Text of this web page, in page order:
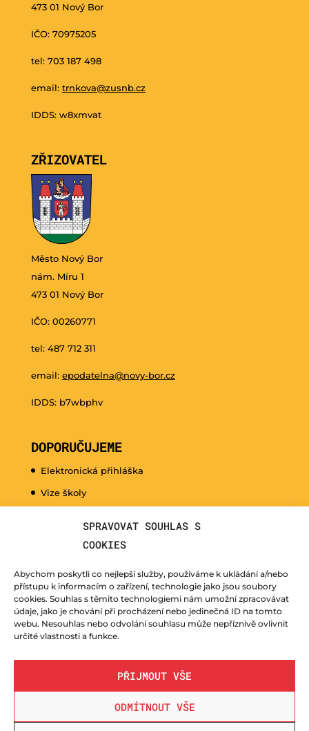
SPRAVOVAT SOUHLAS S
COOKIES
Abychom poskytli co nejlepší služby, používáme k ukládání a/nebo
přístupu k informacím o zařízení, technologie jako jsou soubory
cookies. Souhlas s těmito technologiemi nám umožní zpracovávat
údaje, jako je chování při procházení nebo jedinečná ID na tomto
webu. Nesouhlas nebo odvolání souhlasu může nepříznivě ovlivnit
určité vlastnosti a funkce.
PŘIJMOUT VŠE
ODMÍTNOUT VŠE
473 01 Nový Bor
IČO: 70975205
tel: 703 187 498
email: trnkova@zusnb.cz
IDDS: w8xmvat
ZŘIZOVATEL
Město Nový Bor
nám. Míru 1
473 01 Nový Bor
IČO: 00260771
tel: 487 712 311
email: epodatelna@novy-bor.cz
IDDS: b7wbphv
DOPORUČUJEME
Elektronická přihláška
Vize školy
Kurzy pro veřejnost
Fotogalerie
Učitelé
© ZUŠ Nový Bor - vytvořila společnost